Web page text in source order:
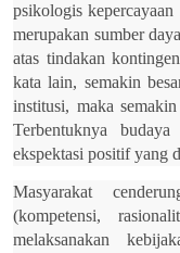
psikologis
merupakan sumber
atas tindakan
kata lain, semakin
institusi, maka
Terbentuknya
ekspektasi positif yang
Masyarakat
(kompetensi,
melaksanakan